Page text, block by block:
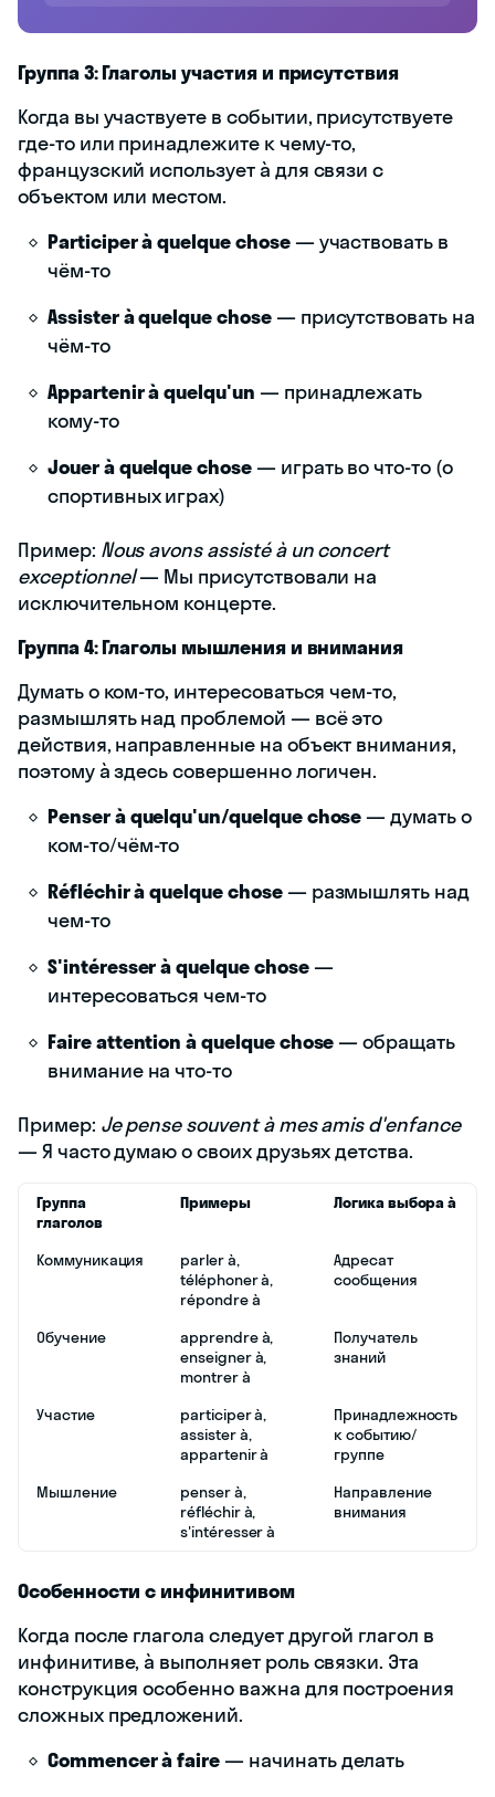
Группа 3: Глаголы участия и присутствия
Когда вы участвуете в событии, присутствуете
где-то или принадлежите к чему-то,
французский использует à для связи с
объектом или местом.
Participer à quelque chose— участвовать в
чём-то
Assister à quelque chose— присутствовать на
чём-то
Appartenir à quelqu'un — принадлежать
кому-то
Jouer à quelque chose— играть во что-то (о
спортивных играх)
Пример: Nous avons assisté à un concert
exceptionnel— Мы присутствовали на
исключительном концерте.
Группа 4: Глаголы мышления и внимания
Думать о ком-то, интересоваться чем-то,
размышлять над проблемой — всё это
действия, направленные на объект внимания,
поэтому à здесь совершенно логичен.
Penser à quelqu'un/quelque chose— думать о
ком-то/чём-то
Réfléchir à quelque chose— размышлять над
чем-то
S'intéresser à quelque chose—
интересоваться чем-то
Faire attention à quelque chose— обращать
внимание на что-то
Пример: Je pense souvent à mes amis d'enfance
— Я часто думаю о своих друзьях детства.
Группа
глаголов
Примеры Логика выбора à
Коммуникация
parler à,
téléphoner à,
répondre à
Адресат
сообщения
Обучение
apprendre à,
enseigner à,
montrer à
Получатель
знаний
Участие
participer à,
assister à,
appartenir à
Принадлежность
к событию/
группе
Мышление
penser à,
réfléchir à,
s'intéresser à
Направление
внимания
Особенности с инфинитивом
Когда после глагола следует другой глагол в
инфинитиве, à выполняет роль связки. Эта
конструкция особенно важна для построения
сложных предложений.
Commencer à faire— начинать делать